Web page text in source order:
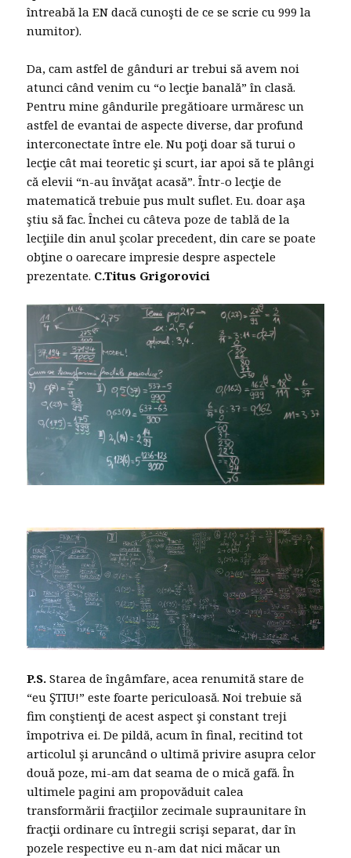
întreabă la EN dacă cunoşti de ce se scrie cu 999 la
numitor).
Da, cam astfel de gânduri ar trebui să avem noi
atunci când venim cu “o lecţie banală” în clasă.
Pentru mine gândurile pregătioare urmăresc un
astfel de evantai de aspecte diverse, dar profund
interconectate între ele. Nu poţi doar să turui o
lecţie cât mai teoretic şi scurt, iar apoi să te plângi
că elevii “n-au învăţat acasă”. Într-o lecţie de
matematică trebuie pus mult suflet. Eu. doar aşa
ştiu să fac. Închei cu câteva poze de tablă de la
lecţiile din anul şcolar precedent, din care se poate
obţine o oarecare impresie despre aspectele
prezentate. C.Titus Grigorovici
P.S. Starea de îngâmfare, acea renumită stare de
“eu ŞTIU!” este foarte periculoasă. Noi trebuie să
fim conştienţi de acest aspect şi constant treji
împotriva ei. De pildă, acum în final, recitind tot
articolul şi aruncând o ultimă privire asupra celor
două poze, mi-am dat seama de o mică gafă. În
ultimele pagini am propovăduit calea
transformării fracţiilor zecimale supraunitare în
fracţii ordinare cu întregii scrişi separat, dar în
pozele respective eu n-am dat nici măcar un